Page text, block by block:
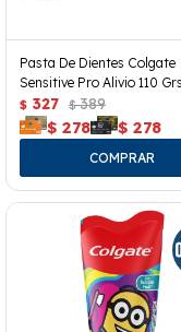
Pasta De Dientes Colgate
Sensitive Pro Alivio 110
$ 327 $ 389
$ 278 $ 278